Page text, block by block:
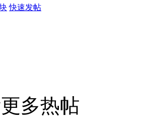
快速发帖
多热帖